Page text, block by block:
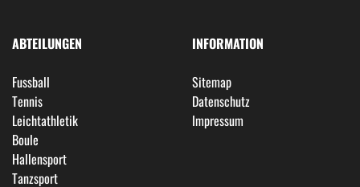
ABTEILUNGEN
Fussball
Tennis
Leichtathletik
Boule
Hallensport
Tanzsport
INFORMATION
Sitemap
Datenschutz
Impressum